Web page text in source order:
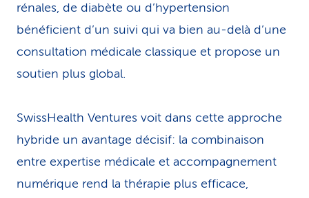
rénales, de diabète ou d’hypertension
bénéficient d’un suivi qui va bien au-delà d’une
consultation médicale classique et propose un
soutien plus global.
SwissHealth Ventures voit dans cette approche
hybride un avantage décisif: la combinaison
entre expertise médicale et accompagnement
numérique rend la thérapie plus efficace,